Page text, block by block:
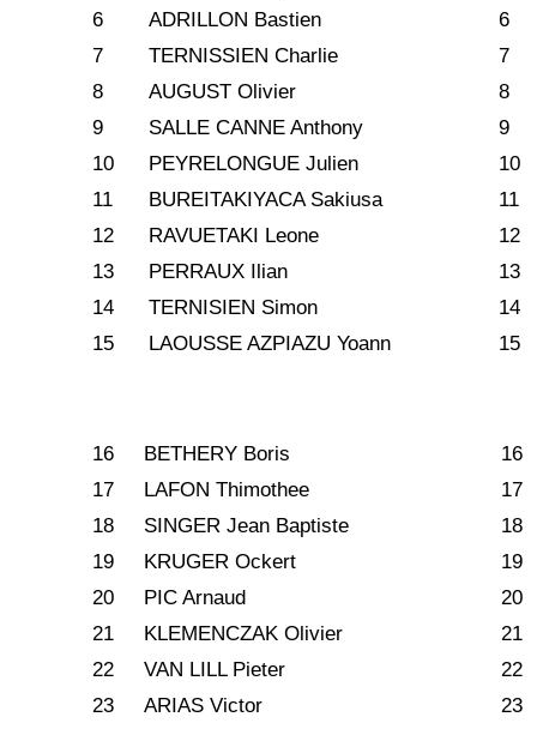
6
ADRILLON Bastien
6
7
TERNISSIEN Charlie
7
8
AUGUST Olivier
8
9
SALLE CANNE Anthony
9
10
PEYRELONGUE Julien
10
11
BUREITAKIYACA Sakiusa
11
12
RAVUETAKI Leone
12
13
PERRAUX Ilian
13
14
TERNISIEN Simon
14
15
LAOUSSE AZPIAZU Yoann 15
16 BETHERY Boris
16
17
LAFON Thimothee
17
18
SINGER Jean Baptiste
18
19
KRUGER Ockert
19
20
PIC Arnaud
20
21
KLEMENCZAK Olivier
21
22
VAN LILL Pieter
22
23
ARIAS Victor 23